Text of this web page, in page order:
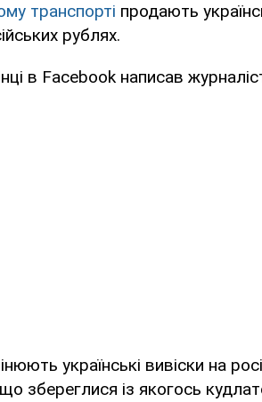
транспорті продають
рублях.
в Facebook написав
українські вивіски на
збереглися із якогось